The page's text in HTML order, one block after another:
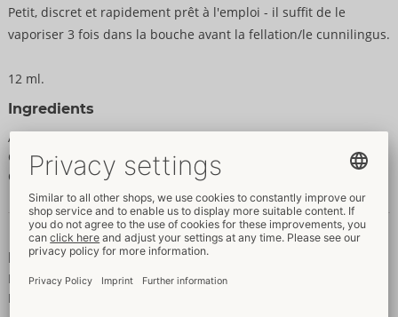
Petit, discret et rapidement prêt à l'emploi - il suffit de le
vaporiser 3 fois dans la bouche avant la fellation/le cunnilingus.
12 ml.
Ingredients
Aqua (Water), Propylene Glycol, Glycerin, PEG-40 Hydrogenated
Castor Oil, Aroma, Sodium Saccharin, Benzyl Alcohol,
Chlorphenesin.
Données et propriétés
Propriétés
Pour les femmes
Pour les hommes